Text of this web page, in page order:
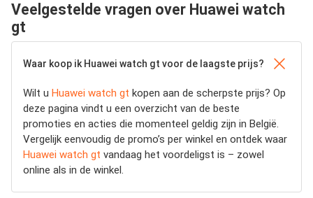
Veelgestelde vragen over Huawei watch
gt
Waar koop ik Huawei watch gt voor de laagste prijs?
Wilt u Huawei watch gt kopen aan de scherpste prijs? Op
deze pagina vindt u een overzicht van de beste
promoties en acties die momenteel geldig zijn in België.
Vergelijk eenvoudig de promo’s per winkel en ontdek waar
Huawei watch gt vandaag het voordeligst is – zowel
online als in de winkel.